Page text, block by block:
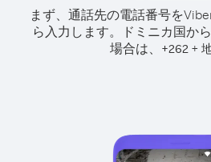
まず、通話先の電話番号を
ら入力します。
ドミニカ国か
場合は、 +262 +